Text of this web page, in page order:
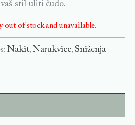
stil uliti čudo.
out of stock and unavailable.
Nakit, Narukvice, Sniženja